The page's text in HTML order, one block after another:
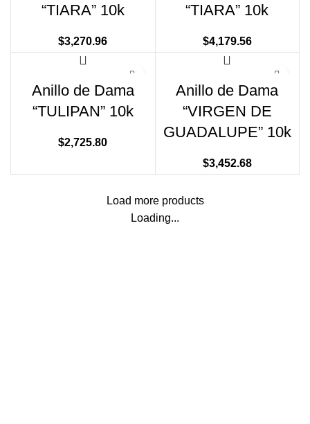
“TIARA” 10k
$3,270.96
“TIARA” 10k
$4,179.56
Anillo de Dama
“TULIPAN” 10k
$2,725.80
Anillo de Dama
“VIRGEN DE
GUADALUPE” 10k
$3,452.68
Load more products
Loading...